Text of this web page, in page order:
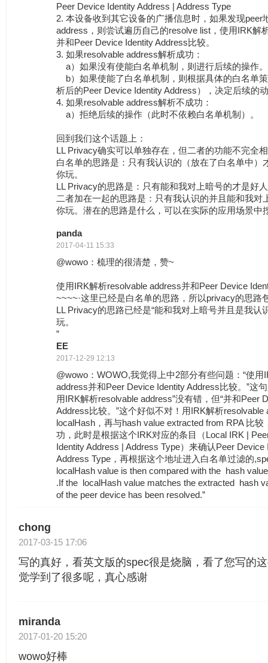
Peer Device Identity Address | Address Type
2. 本设备收到其它设备的广播信息时，如果发现peer
address，则尝试遍历自己的resolve list，使用IRK解
并和Peer Device Identity Address比较。
3. 如果resolvable address解析成功：
a）如果没有使能白名单机制，则进行后续的操作。
b）如果使能了白名单机制，则根据具体的白名单
析后的Peer Device Identity Address），决定后续的
4. 如果resolvable address解析不成功：
a）拒绝后续的操作（此时不依赖白名单机制）。
回到我们这个话题上：
LL Privacy确实可以单独存在，但二者的功能不完全
白名单的思路是：只有我认识的（放在了白名单中）
你玩。
LL Privacy的思路是：只有能和我对上暗号的才是好
二者加在一起的思路是：只有我认识的并且能和我对
你玩。潜在的思路是什么，可以在实际的应用场景中
panda
2017-04-11 15:33
@wowo：梳理的很清楚，赞~
使用IRK解析resolvable address并和Peer Device
~~~~·这里已经是白名单的思路，所以privacy的思路
LL Privacy的思路已经是“能和我对上暗号并且是我认
玩。
”
EE
2017-12-29 12:13
@wowo：WOWO,我觉得上中2部分有些问题：“使用
address并和Peer Device Identity Address比较。”这
用IRK解析resolvable address”没有错，但“并和Peer
Address比较。”这个好似不对！用IRK解析resolvable
localHash，再与hash value extracted from RPA 比
功，此时是根据这个IRK对应的条目（Local IRK |
Identity Address | Address Type）来确认Peer Device
Address Type，再根据这个地址进入白名单过滤的
localHash value is then compared with the hash
.If the localHash value matches the extracted hash
of the peer device has been resolved.”
chong
2017-03-15 17:06
写的真好，看英文版的spec很是烧脑，看了您写的
觉学到了很多呢，真心感谢
miranda
2017-01-20 15:20
wowo好棒